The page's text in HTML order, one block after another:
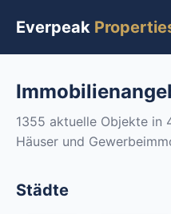
Everpeak
1355 aktuelle Objekte in
Häuser und
Städte